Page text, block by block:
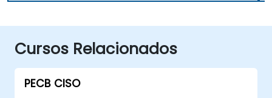
Cursos Relacionados
PECB CISO